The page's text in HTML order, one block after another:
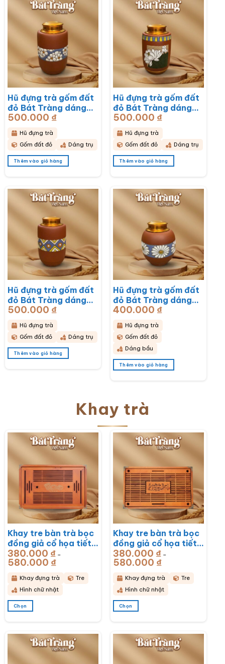
Hũ đựng trà gốm đất
đỏ Bát Tràng dáng
trụ hoạ tiết hoa mai
trắng BT-HĐT13
500.000 ₫
Hũ đựng trà
Gốm đất đỏ
Dáng trụ
Thêm vào giỏ hàng
Hũ đựng trà gốm đất
đỏ Bát Tràng dáng
trụ hoạ tiết hoa sen
BT-HĐT12
500.000 ₫
Hũ đựng trà
Gốm đất đỏ
Dáng trụ
Thêm vào giỏ hàng
Hũ đựng trà gốm đất
đỏ Bát Tràng dáng
bầu hoạ tiết thổ cẩm
BT-HĐT11
500.000 ₫
Hũ đựng trà
Gốm đất đỏ
Dáng trụ
Thêm vào giỏ hàng
Hũ đựng trà gốm đất
đỏ Bát Tràng dáng
bầu hoạ tiết hoa cúc
hoạ mi trắng BT-
HĐT10
400.000 ₫
Hũ đựng trà
Gốm đất đỏ
Dáng bầu
Thêm vào giỏ hàng
Khay trà
Khay tre bàn trà bọc
đồng giả cổ họa tiết
Rồng Phú Quý
51x33x6cm BT-
KDT17
380.000 ₫ –
580.000 ₫Khoảng
giá:
từ
380.000 ₫
đến
580.000 ₫
Khay đựng trà
Tre
Hình chữ nhật
Chọn
Khay tre bàn trà bọc
đồng giả cổ họa tiết
Mã Đáo Thành Công
43x28x6cm BT-
KDT16
380.000 ₫ –
580.000 ₫Khoảng
giá:
từ
380.000 ₫
đến
580.000 ₫
Khay đựng trà
Tre
Hình chữ nhật
Chọn